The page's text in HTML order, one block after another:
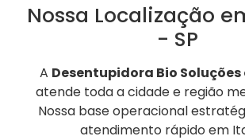
Nossa Localização
- SP
A Desentupidora Bio
atende toda a cidade e região
Nossa base operacional
atendimento rápido em